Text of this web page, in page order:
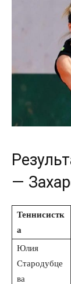
—
Теннисистк
а
Юлия
Стародубце
ва